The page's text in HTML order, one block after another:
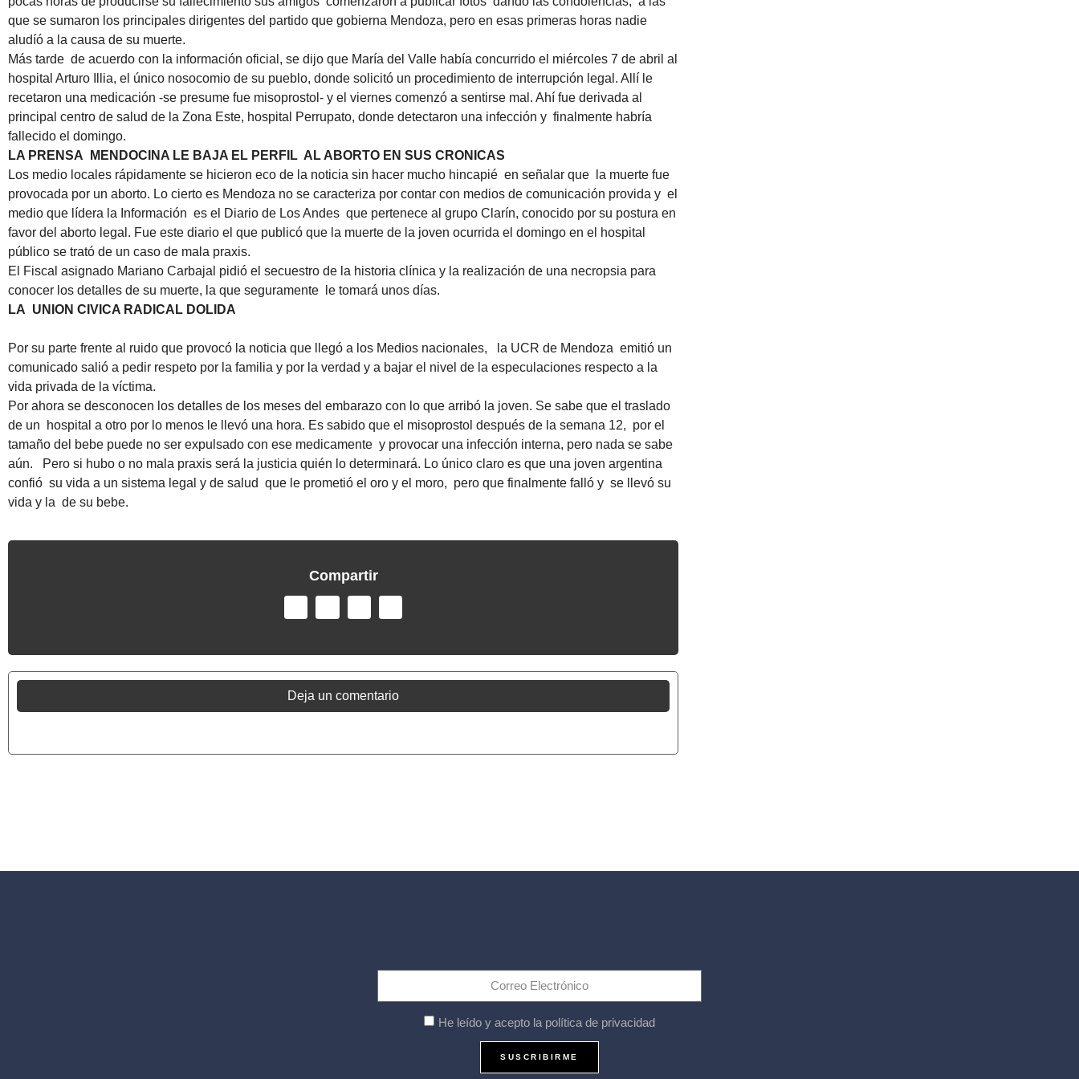
que se sumaron los principales dirigentes del partido que gobierna Mendoza, pero en esas primeras horas nadie
aludíó a la causa de su muerte.
Más tarde de acuerdo con la información oficial, se dijo que María del Valle había concurrido el miércoles 7 de abril al
hospital Arturo Illia, el único nosocomio de su pueblo, donde solicitó un procedimiento de interrupción legal. Allí le
recetaron una medicación -se presume fue misoprostol- y el viernes comenzó a sentirse mal. Ahí fue derivada al
principal centro de salud de la Zona Este, hospital Perrupato, donde detectaron una infección y finalmente habría
fallecido el domingo.
LA PRENSA MENDOCINA LE BAJA EL PERFIL AL ABORTO EN SUS CRONICAS
Los medio locales rápidamente se hicieron eco de la noticia sin hacer mucho hincapié en señalar que la muerte fue
provocada por un aborto. Lo cierto es Mendoza no se caracteriza por contar con medios de comunicación provida y el
medio que lídera la Información es el Diario de Los Andes que pertenece al grupo Clarín, conocido por su postura en
favor del aborto legal. Fue este diario el que publicó que la muerte de la joven ocurrida el domingo en el hospital
público se trató de un caso de mala praxis.
El Fiscal asignado Mariano Carbajal pidió el secuestro de la historia clínica y la realización de una necropsia para
conocer los detalles de su muerte, la que seguramente le tomará unos días.
LA UNION CIVICA RADICAL DOLIDA
Por su parte frente al ruido que provocó la noticia que llegó a los Medios nacionales, la UCR de Mendoza emitió un
comunicado salió a pedir respeto por la familia y por la verdad y a bajar el nivel de la especulaciones respecto a la
vida privada de la víctima.
Por ahora se desconocen los detalles de los meses del embarazo con lo que arribó la joven. Se sabe que el traslado
de un hospital a otro por lo menos le llevó una hora. Es sabido que el misoprostol después de la semana 12, por el
tamaño del bebe puede no ser expulsado con ese medicamente y provocar una infección interna, pero nada se sabe
aún. Pero si hubo o no mala praxis será la justicia quién lo determinará. Lo único claro es que una joven argentina
confió su vida a un sistema legal y de salud que le prometió el oro y el moro, pero que finalmente falló y se llevó su
vida y la de su bebe.
Compartir
Deja un comentario
He leído y acepto la política de privacidad
SUSCRIBIRME